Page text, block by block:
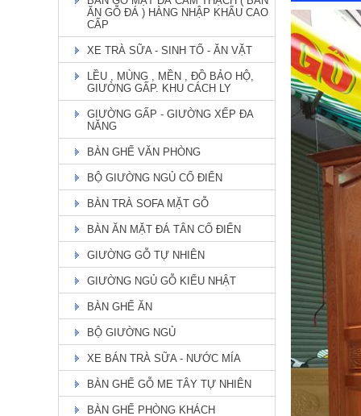
ĂN GỖ ĐÁ ) HÀNG NHẬP KHẨU CAO
CẤP
XE TRÀ SỮA - SINH TỐ - ĂN VẶT
LỀU , MÙNG , MỀN , ĐỒ BẢO HỘ,
GIƯỜNG GẤP. KHU CÁCH LY
GIƯỜNG GẤP - GIƯỜNG XẾP ĐA
NĂNG
BÀN GHẾ VĂN PHÒNG
BỘ GIƯỜNG NGỦ CỔ ĐIỂN
BÀN TRÀ SOFA MẶT GỖ
BÀN ĂN MẶT ĐÁ TÂN CỔ ĐIỂN
GIƯỜNG GỖ TỰ NHIÊN
GIƯỜNG NGỦ GỖ KIỂU NHẬT
BÀN GHẾ ĂN
BỘ GIƯỜNG NGỦ
XE BÁN TRÀ SỮA - NƯỚC MÍA
BÀN GHẾ GỖ ME TÂY TỰ NHIÊN
BÀN GHẾ PHÒNG KHÁCH
BÀN ĂN ASHLY TỰ NHIÊN TH
51
Giá: Liên hệ
Chi Tiết